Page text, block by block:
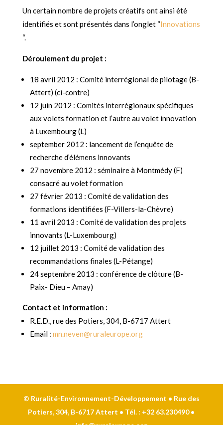
Un certain nombre de projets créatifs ont ainsi été
identifiés et sont présentés dans l’onglet “Innovations
“.
Déroulement du projet :
18 avril 2012 : Comité interrégional de pilotage (B-
Attert) (ci-contre)
12 juin 2012 : Comités interrégionaux spécifiques
aux volets formation et l’autre au volet innovation
à Luxembourg (L)
september 2012 : lancement de l’enquête de
recherche d’élémens innovants
27 novembre 2012 : séminaire à Montmédy (F)
consacré au volet formation
27 février 2013 : Comité de validation des
formations identifiées (F-Villers-la-Chèvre)
11 avril 2013 : Comité de validation des projets
innovants (L-Luxembourg)
12 juillet 2013 : Comité de validation des
recommandations finales (L-Pétange)
24 septembre 2013 : conférence de clôture (B-
Paix- Dieu – Amay)
Contact et information :
R.E.D., rue des Potiers, 304, B-6717 Attert
Email : mn.neven@ruraleurope.org
© Ruralité-Environnement-Développement • Rue des
Potiers, 304, B-6717 Attert • Tél. : +32 63.230490 •